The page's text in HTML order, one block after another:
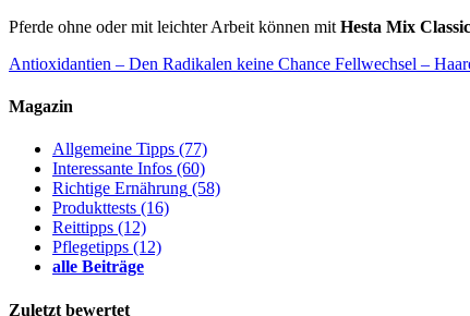
Pferde ohne oder mit leichter Arbeit können mit Hesta Mix
Antioxidantien – Den Radikalen keine Chance Fellwechsel –
Magazin
Allgemeine Tipps (77)
Interessante Infos (60)
Richtige Ernährung (58)
Produkttests (16)
Reittipps (12)
Pflegetipps (12)
alle Beiträge
Zuletzt bewertet